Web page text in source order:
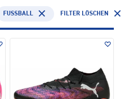
FUSSBALL FILTER LÖSCHEN